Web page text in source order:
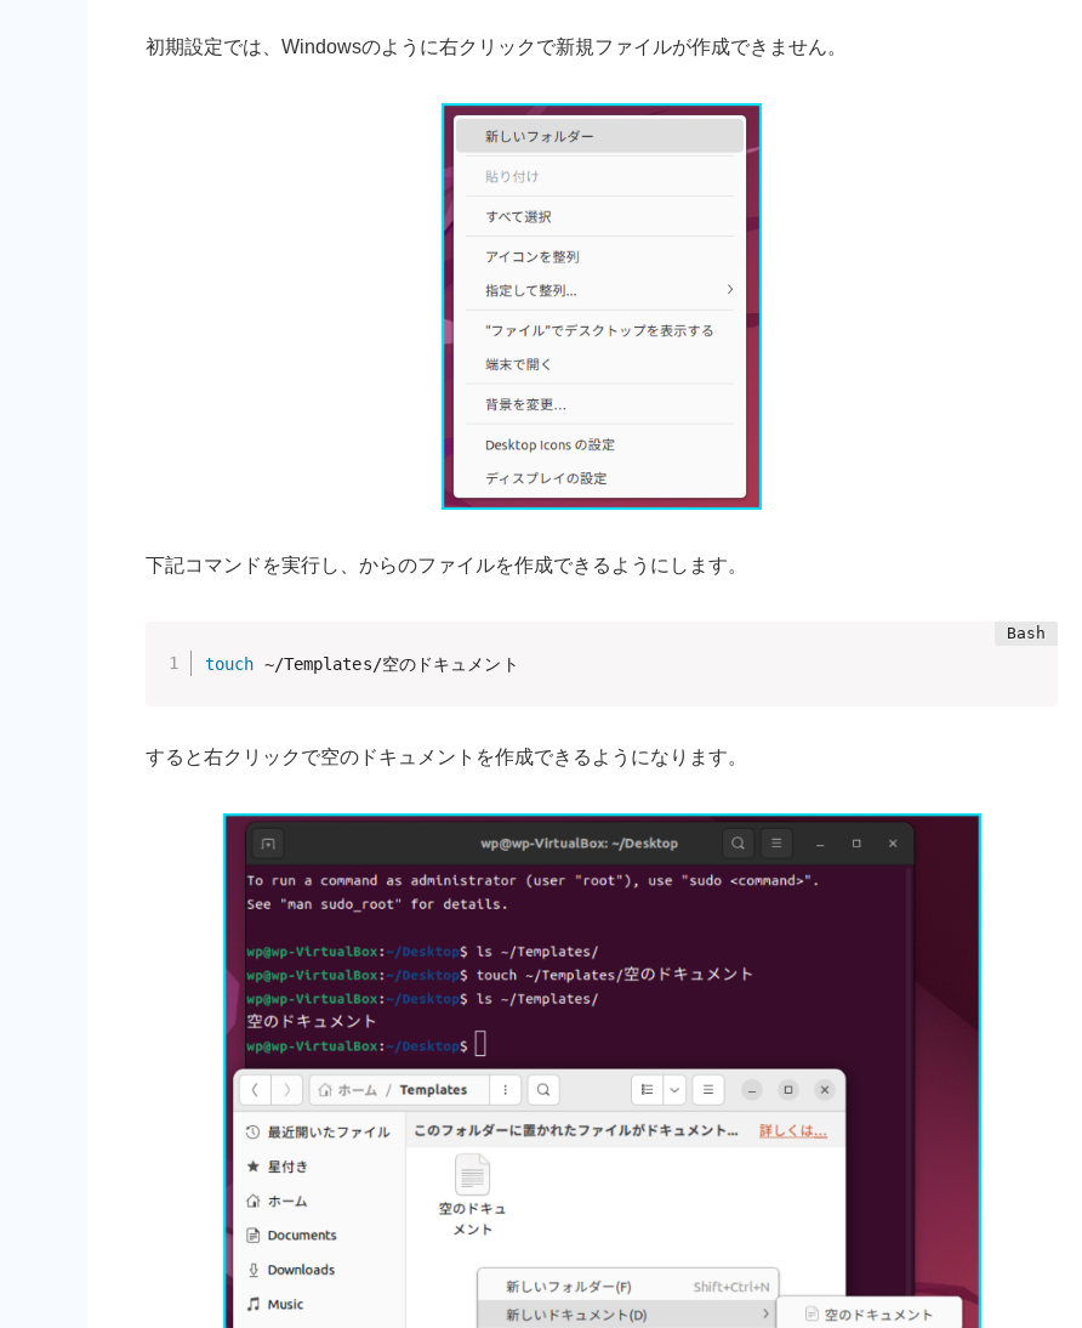
初期設定では、Windowsのように右クリックで新規ファイルが作成できません。
下記コマンドを実行し、からのファイルを作成できるようにします。
touch ~/Templates/空のドキュメント
すると右クリックで空のドキュメントを作成できるようになります。